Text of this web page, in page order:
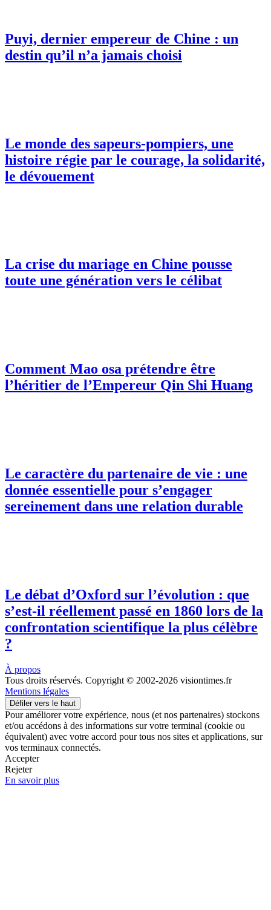
Puyi, dernier empereur de Chine : un
destin qu’il n’a jamais choisi
Le monde des sapeurs-pompiers, une
histoire régie par le courage, la solidarité,
le dévouement
La crise du mariage en Chine pousse
toute une génération vers le célibat
Comment Mao osa prétendre être
l’héritier de l’Empereur Qin Shi Huang
Le caractère du partenaire de vie : une
donnée essentielle pour s’engager
sereinement dans une relation durable
Le débat d’Oxford sur l’évolution : que
s’est-il réellement passé en 1860 lors de la
confrontation scientifique la plus célèbre
?
À propos
Tous droits réservés. Copyright © 2002-2026 visiontimes.fr
Mentions légales
Défiler vers le haut
Pour améliorer votre expérience, nous (et nos partenaires) stockons
et/ou accédons à des informations sur votre terminal (cookie ou
équivalent) avec votre accord pour tous nos sites et applications, sur
vos terminaux connectés.
Accepter
Rejeter
En savoir plus